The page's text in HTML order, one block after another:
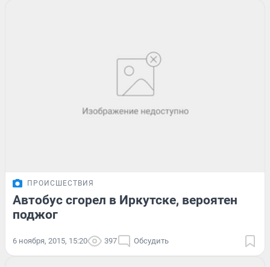
ПРОИСШЕСТВИЯ
Автобус сгорел в Иркутске, вероятен
поджог
6 ноября, 2015, 15:20 397 Обсудить